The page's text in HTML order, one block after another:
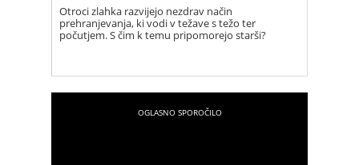
Otroci zlahka razvijejo nezdrav način
prehranjevanja, ki vodi v težave s težo ter
počutjem. S čim k temu pripomorejo starši?